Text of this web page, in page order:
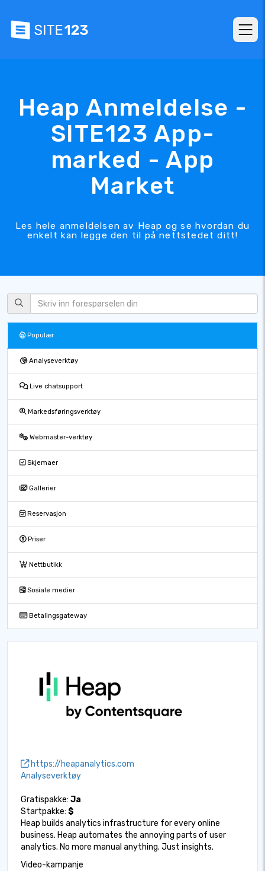
Heap Anmeldelse -
SITE123 App-
marked - App
Market
Les hele anmeldelsen av Heap og se hvordan du
enkelt kan legge den til på nettstedet ditt!
Populær
Analyseverktøy
Live chatsupport
Markedsføringsverktøy
Webmaster-verktøy
Skjemaer
Gallerier
Reservasjon
Priser
Nettbutikk
Sosiale medier
Betalingsgateway
https://heapanalytics.com
Analyseverktøy
Gratispakke: Ja
Startpakke: $
Heap builds analytics infrastructure for every online
business. Heap automates the annoying parts of user
analytics. No more manual anything. Just insights.
Video-kampanje